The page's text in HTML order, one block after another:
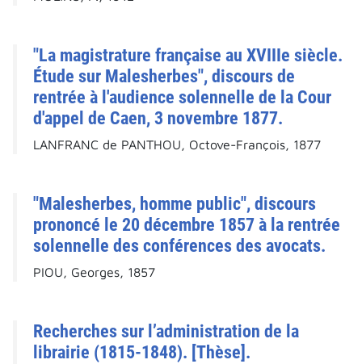
"La magistrature française au XVIIIe siècle.
Étude sur Malesherbes", discours de
rentrée à l'audience solennelle de la Cour
d'appel de Caen, 3 novembre 1877.
LANFRANC de PANTHOU, Octove-François, 1877
"Malesherbes, homme public", discours
prononcé le 20 décembre 1857 à la rentrée
solennelle des conférences des avocats.
PIOU, Georges, 1857
Recherches sur l’administration de la
librairie (1815-1848). [Thèse].